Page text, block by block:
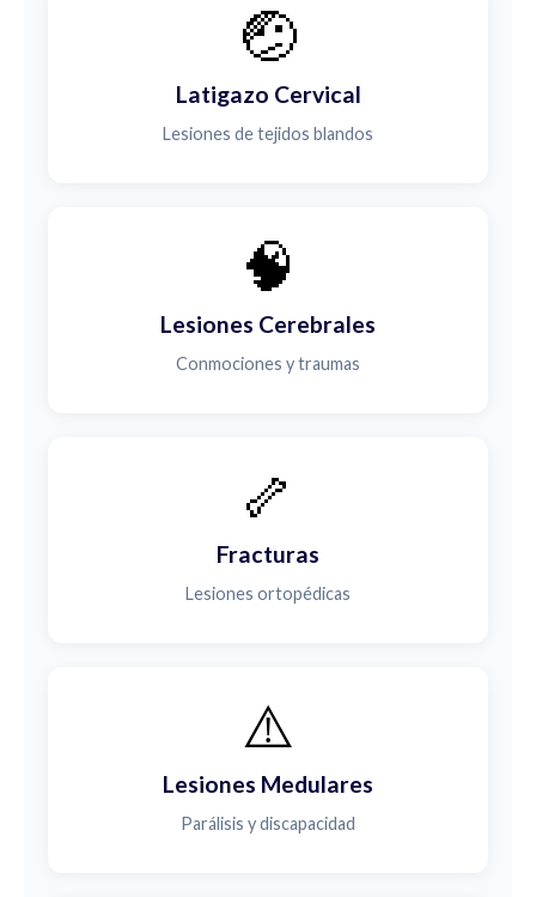
🤕
Latigazo Cervical
Lesiones de tejidos blandos
🧠
Lesiones Cerebrales
Conmociones y traumas
🦴
Fracturas
Lesiones ortopédicas
⚠️
Lesiones Medulares
Parálisis y discapacidad